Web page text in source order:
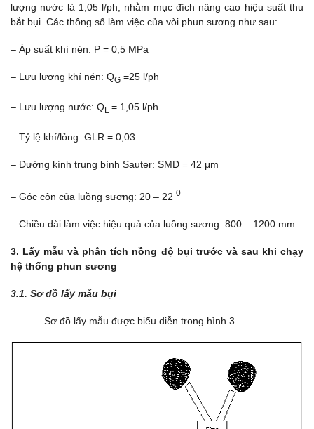
lượng nước là 1,05 l/ph, nhằm mục đích nâng cao hiệu suất thu
bắt bụi. Các thông số làm việc của vòi phun sương như sau:
– Áp suất khí nén: P = 0,5 MPa
– Lưu lượng khí nén: QG =25 l/ph
– Lưu lượng nước: Q = 1,05 l/ph
– Tỷ lệ khí/lỏng: GLR = 0,03
– Đường kính trung bình Sauter: SMD = 42 μm
– Góc côn của luồng sương: 20 – 22 0
– Chiều dài làm việc hiệu quả của luồng sương: 800 – 1200 mm
3. Lấy mẫu và phân tích nồng độ bụi trước và sau khi chạy
hệ thống phun sương
3.1. Sơ đồ lấy mẫu bụi
Sơ đồ lấy mẫu được biểu diễn trong hình 3.